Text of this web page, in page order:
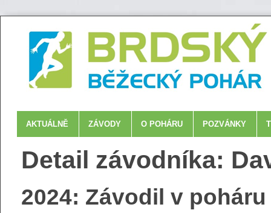
AKTUÁLNĚ ZÁVODY O POHÁRU POZVÁNKY
Detail závodníka:
2024: Závodil v